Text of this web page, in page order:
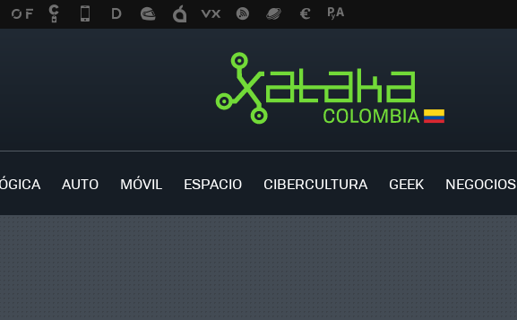
AUTO MÓVIL ESPACIO CIBERCULTURA GEEK NEGOCIOS